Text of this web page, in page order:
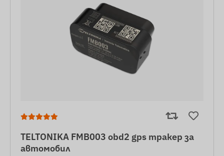
TELTONIKA FMB003 obd2 gps тракер за
автомобил